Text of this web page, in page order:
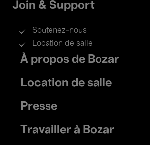
Join & Support
Soutenez-nous
Location de salle
Footer
menu
À propos de Bozar
Location de salle
Presse
Travailler à Bozar